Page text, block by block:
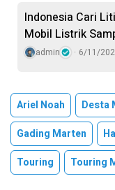
Indonesia Cari
Mobil Listrik
admin 6/11/
Ariel Noah Desta
Gading Marten
Touring
Touring